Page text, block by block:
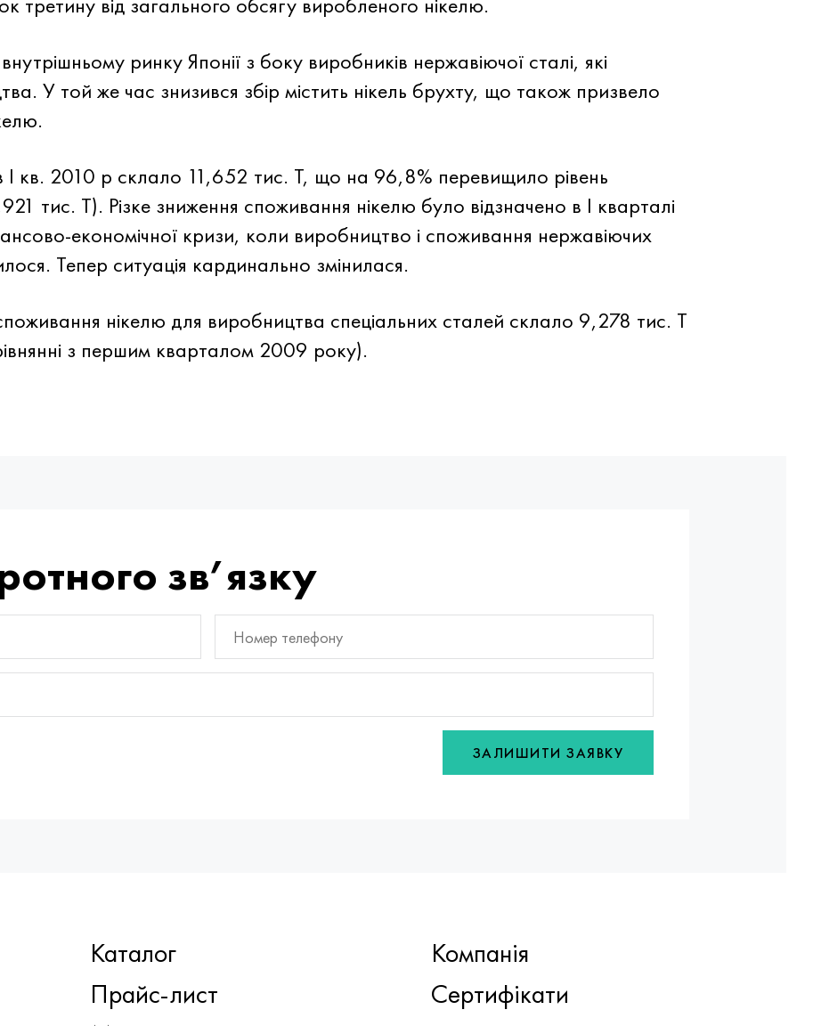
ринку Японії з боку виробників нержавіючої сталі, які
У той же час знизився збір містить нікель брухту, що також призвело
I кв. 2010 р склало 11,652 тис. Т, що на 96,8% перевищило рівень
тис. Т). Різке зниження споживання нікелю було відзначено в I кварталі
економічної кризи, коли виробництво і споживання нержавіючих
Тепер ситуація кардинально змінилася.
нікелю для виробництва спеціальних сталей склало 9,278 тис. Т
з першим кварталом 2009 року).
зв’язку
ЗАЛИШИТИ ЗАЯВКУ
Каталог
Прайс-лист
Компанія
Сертифікати